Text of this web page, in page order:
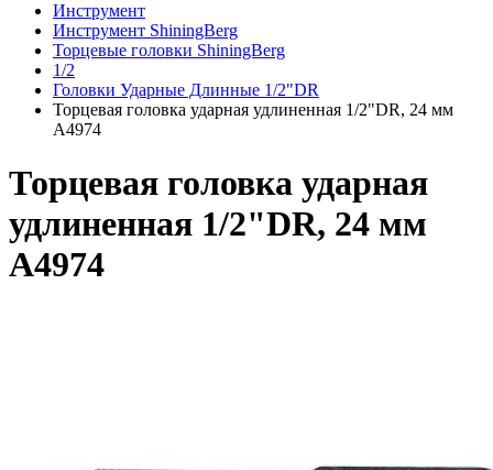
Инструмент
Инструмент ShiningBerg
Торцевые головки ShiningBerg
1/2
Головки Ударные Длинные 1/2"DR
Торцевая головка ударная удлиненная 1/2"DR, 24 мм
A4974
Торцевая головка ударная
удлиненная 1/2"DR, 24 мм
A4974